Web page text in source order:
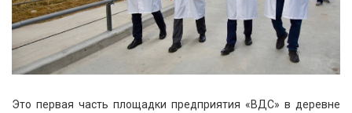
Это первая часть площадки предприятия «ВДС» в деревне